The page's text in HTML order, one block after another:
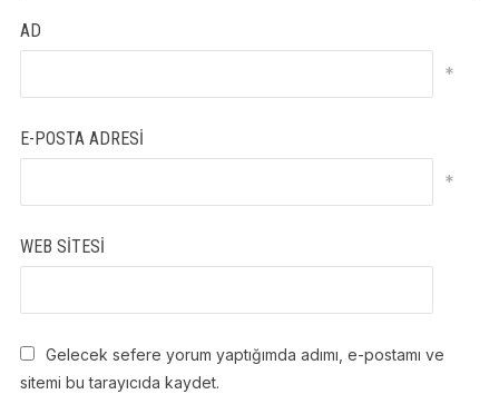
AD
*
E-POSTA ADRESI
*
WEB SITESI
Gelecek sefere yorum yaptığımda adımı, e-postamı ve
sitemi bu tarayıcıda kaydet.